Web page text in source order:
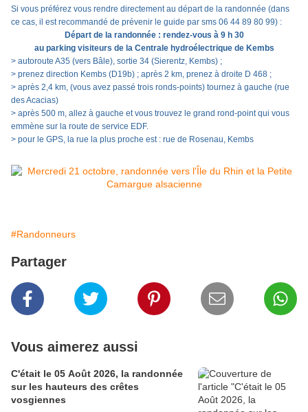
Si vous préférez vous rendre directement au départ de la randonnée (dans
ce cas, il est recommandé de prévenir le guide par sms 06 44 89 80 99) :
Départ de la randonnée : rendez-vous à 9 h 30
au parking visiteurs de la Centrale hydroélectrique de Kembs
> autoroute A35 (vers Bâle), sortie 34 (Sierentz, Kembs) ;
> prenez direction Kembs (D19b) ; après 2 km, prenez à droite D 468 ;
> après 2,4 km, (vous avez passé trois ronds-points) tournez à gauche (rue
des Acacias)
> après 500 m, allez à gauche et vous trouvez le grand rond-point qui vous
emmène sur la route de service EDF.
> pour le GPS, la rue la plus proche est : rue de Rosenau, Kembs
#Randonneurs
Partager
Vous aimerez aussi
C'était le 05 Août 2026, la randonnée
sur les hauteurs des crêtes
vosgiennes